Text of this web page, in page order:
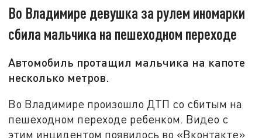
Во Владимире девушка за рулем иномарки
сбила мальчика на пешеходном переходе
Автомобиль протащил мальчика на капоте
несколько метров.
Во Владимире произошло ДТП со сбитым на
пешеходном переходе ребенком. Видео с
этим инцидентом появилось во «Вконтакте»